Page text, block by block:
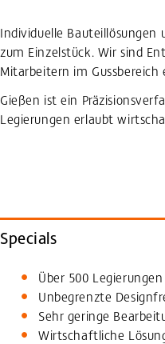
Individuelle Bauteillösungen
zum Einzelstück. Wir sind
Mitarbeitern im Gussbereich
Gießen ist ein
Legierungen erlaubt
Specials
Über 500 Legierungen
Unbegrenzte
Sehr geringe
Wirtschaftliche